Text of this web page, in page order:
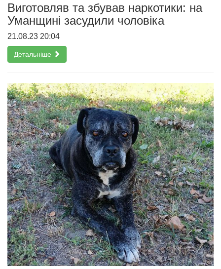
Виготовляв та збував наркотики: на
Уманщині засудили чоловіка
21.08.23 20:04
Детальніше